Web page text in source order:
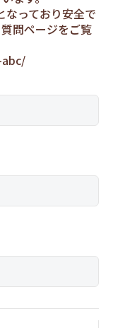
なっており安全で
問ページをご覧